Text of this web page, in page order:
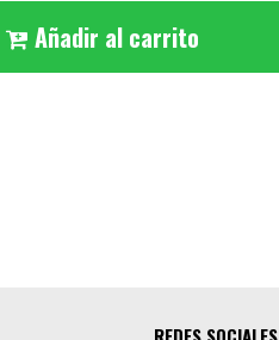
Añadir al carrito